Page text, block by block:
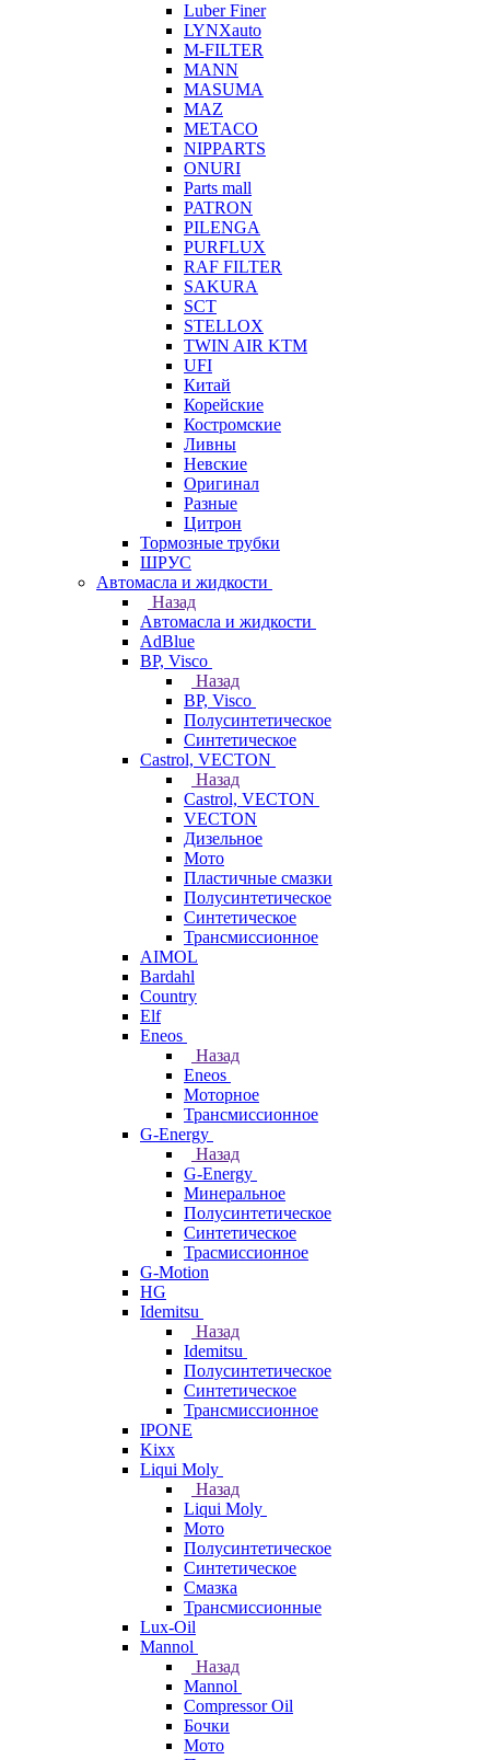
Luber Finer
LYNXauto
M-FILTER
MANN
MASUMA
MAZ
METACO
NIPPARTS
ONURI
Parts mall
PATRON
PILENGA
PURFLUX
RAF FILTER
SAKURA
SCT
STELLOX
TWIN AIR KTM
UFI
Китай
Корейские
Костромские
Ливны
Невские
Оригинал
Разные
Цитрон
Тормозные трубки
ШРУС
Автомасла и жидкости
Назад
Автомасла и жидкости
AdBlue
BP, Visco
Назад
BP, Visco
Полусинтетическое
Синтетическое
Castrol, VECTON
Назад
Castrol, VECTON
VECTON
Дизельное
Мото
Пластичные смазки
Полусинтетическое
Синтетическое
Трансмиссионное
AIMOL
Bardahl
Country
Elf
Eneos
Назад
Eneos
Моторное
Трансмиссионное
G-Energy
Назад
G-Energy
Минеральное
Полусинтетическое
Синтетическое
Трасмиссионное
G-Motion
HG
Idemitsu
Назад
Idemitsu
Полусинтетическое
Синтетическое
Трансмиссионное
IPONE
Kixx
Liqui Moly
Назад
Liqui Moly
Мото
Полусинтетическое
Синтетическое
Смазка
Трансмиссионные
Lux-Oil
Mannol
Назад
Mannol
Compressor Oil
Бочки
Мото